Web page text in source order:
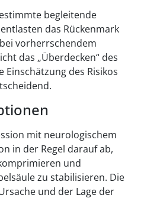
begleitende
das Rückenmark
vorherrschendem
das „Überdecken“ des
Einschätzung des Risikos
mit neurologischem
in der Regel darauf ab,
und
zu stabilisieren. Die
und der Lage der